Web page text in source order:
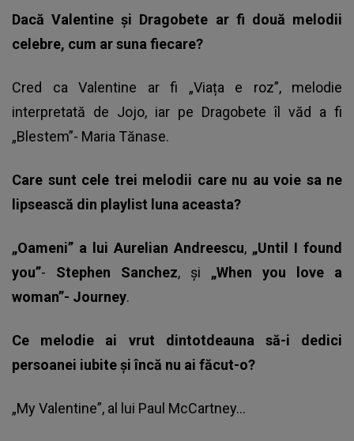
Dacă Valentine și Dragobete ar fi două melodii
celebre, cum ar suna fiecare?
Cred ca Valentine ar fi „Viața e roz”, melodie
interpretată de Jojo, iar pe Dragobete îl văd a fi
„Blestem”- Maria Tănase.
Care sunt cele trei melodii care nu au voie sa ne
lipsească din playlist luna aceasta?
„Oameni” a lui Aurelian Andreescu, „Until I found
you”- Stephen Sanchez, și „When you love a
woman”- Journey.
Ce melodie ai vrut dintotdeauna să-i dedici
persoanei iubite și încă nu ai făcut-o?
„My Valentine”, al lui Paul McCartney…